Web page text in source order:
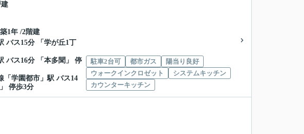
1年 /2階建
バス15分 「学が丘1丁
バス16分 「本多聞」 停
「 学園都市 」駅 バス14
停歩3分
駐車2台可 都市ガス
陽当り良好
ウォークインクロゼット
システムキッチン
カウンターキッチン